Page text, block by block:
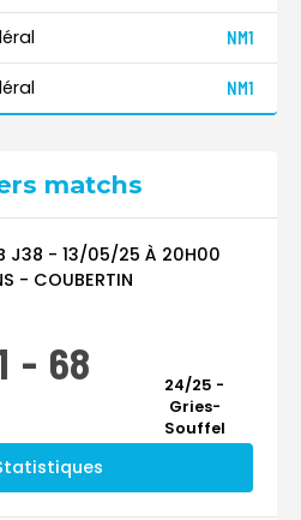
NM1
NM1
matchs
J38 - 13/05/25 À 20H00
- COUBERTIN
- 68
24/25 -
Gries-
Souffel